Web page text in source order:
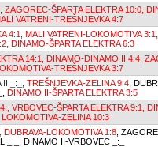
ZAGOREC-ŠPARTA ELEKTRA 10:0,
VATRENI-TREŠNJEVKA 4:7
4:1
MALI VATRENI-LOKOMOTIVA
DINAMO-ŠPARTA ELEKTRA 6:3
14:1, DINAMO-DINAMO II 4:4
TREŠNJEVKA 3:7
_:_, TREŠNJEVKA-ZELINA 9:4,
DINAMO II-ŠPARTA ELEKTRA 3:5
VRBOVEC-ŠPARTA ELEKTRA 9:1,
LOKOMOTIVA-ZELINA 10:3
DUBRAVA-LOKOMOTIVA 1:8 ,
_:_, DINAMO II-VRBOVEC _:_